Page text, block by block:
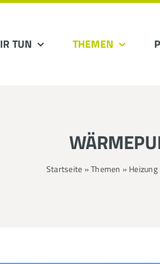
TUN THEMEN
Startseite »Themen » Heizung